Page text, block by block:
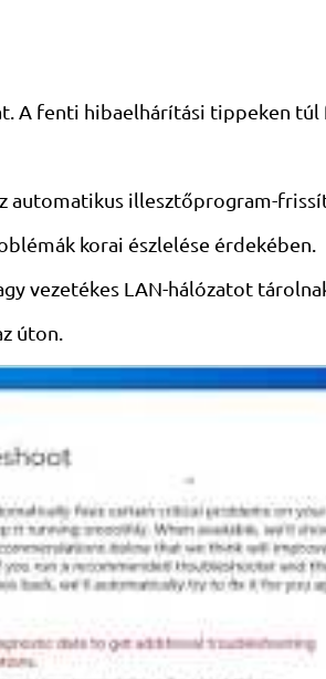
A fenti hibaelhárítási tippeken
automatikus illesztőprogram-
korai észlelése érdekében.
vezetékes LAN-hálózatot
úton.